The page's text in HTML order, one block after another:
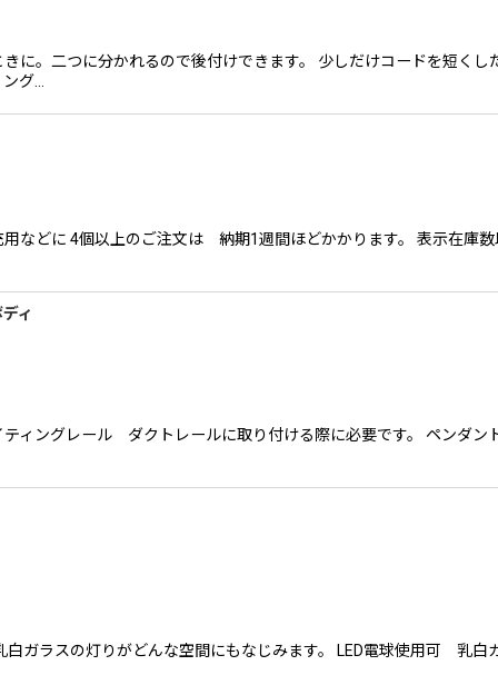
に。二つに分かれるので後付けできます。 少しだけコードを短く
グ…
などに 4個以上のご注文は 納期1週間ほどかかります。 表示在庫
ィ
ィングレール ダクトレールに取り付ける際に必要です。 ペンダ
ガラスの灯りがどんな空間にもなじみます。 LED電球使用可 乳白